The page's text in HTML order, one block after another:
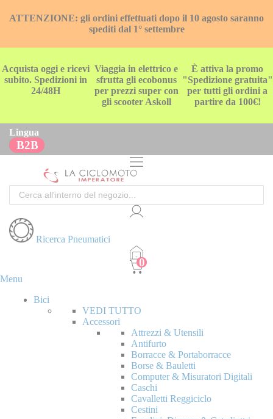
ATTENZIONE: gli ordini effettuati dopo il 10 agosto saranno
spediti dal 1° settembre
Acquista oggi e ricevi
subito. Spedizioni in
24/48H
Viaggia in elettrico e
sfrutta gli ecobonus
per prezzi super con
gli scooter Askoll
È attiva la promo
"Spedizione gratuita"
per tutti gli ordini a
partire da 100€!
Lingua
B2B
Cerca
Ricerca Pneumatici
Menu
Bici
VEDI TUTTO
Accessori
Attrezzi & Utensili
Antifurto
Borracce & Portaborracce
Borse & Bauletti
Computer & Misuratori Digitali
Caschi
Cavalletti Reggiciclo
Cestini